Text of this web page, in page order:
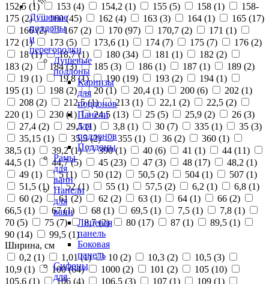
Душевые
поддоны
и
перегородки
Душевые
поддоны
Карнизы
для
поддонов
Панели
для
поддонов
Поддоны
Рамы
для
ванн
Панели
для
ванн
Лицевая
панель
Боковая
панель
Сифоны
для
152,5 (1) 153 (4) 154,2 (1) 155 (5) 158 (1)
158-
175 (2) 160 (45) 162 (4) 163 (3) 164 (1) 165 (17)
166 (2) 167 (2) 170 (97) 170,7 (2) 171 (1)
172 (1) 173 (5) 173,6 (1) 174 (7) 175 (7) 176 (2)
18 (1) 18,7 (1) 180 (34) 181 (1) 182 (2)
183 (2) 184 (3) 185 (3) 186 (1) 187 (1) 189 (2)
19 (1) 19,8 (1) 190 (19) 193 (2) 194 (1)
195 (1) 198 (2) 20 (1) 20,4 (1) 200 (6) 202 (1)
208 (2) 212,5 (1) 213 (1) 22,1 (2) 22,5 (2)
220 (1) 230 (1) 24,5 (13) 25 (5) 25,9 (2) 26 (3)
27,4 (2) 29,5 (1) 3,8 (1) 30 (7) 335 (1) 35 (3)
35,15 (1) 35,5 (2) 355 (1) 36 (2) 360 (1)
38,5 (1) 39,2 (1) 390 (1) 40 (6) 41 (1) 44 (11)
44,5 (1) 44,7 (5) 45 (23) 47 (3) 48 (17) 48,2 (1)
49 (1) 5 (1) 50 (12) 50,5 (2) 504 (1) 507 (1)
51,5 (1) 52 (1) 55 (1) 57,5 (2) 6,2 (1) 6,8 (1)
60 (2) 61 (2) 62 (2) 63 (1) 64 (1) 66 (2)
66,5 (1) 67 (1) 68 (1) 69,5 (1) 7,5 (1) 7,8 (1)
70 (5) 75 (7) 8,7 (2) 80 (17) 87 (1) 89,5 (1)
90 (14) 99,5 (1)
Ширина, см
0,2 (1) 1,01 (1) 10 (2) 10,3 (2) 10,5 (3)
10,9 (1) 100 (64) 1000 (2) 101 (2) 105 (10)
105,6 (1) 106 (4) 106,5 (3) 107 (1) 109 (1)